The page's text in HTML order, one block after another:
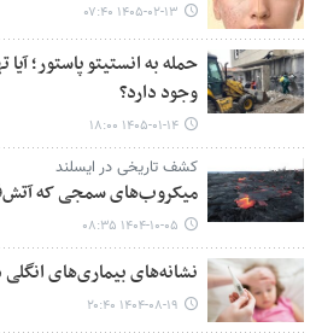
۱۴۰۵-۰۲-۱۳ ۰۷:۴۰
حمله به انستیتو پاستور؛
وجود دارد؟
۱۴۰۵-۰۱-۱۴ ۱۸:۰۰
کشف تاریخی در ایسلند
میکروب‌های سمجی که
۱۴۰۴-۱۰-۰۵ ۰۸:۳۵
نشانه‌های بیماری‌های
۱۴۰۴-۰۸-۱۹ ۲۰:۴۰